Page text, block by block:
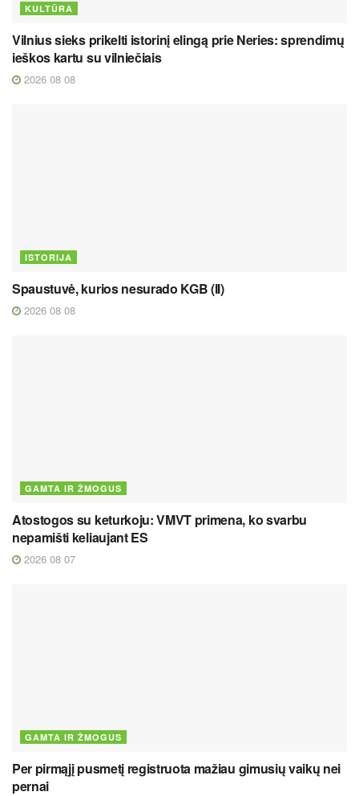
KULTŪRA
Vilnius sieks prikelti istorinį elingą prie Neries: sprendimų
ieškos kartu su vilniečiais
2026 08 08
ISTORIJA
Spaustuvė, kurios nesurado KGB (II)
2026 08 08
GAMTA IR ŽMOGUS
Atostogos su keturkoju: VMVT primena, ko svarbu
nepamišti keliaujant ES
2026 08 07
GAMTA IR ŽMOGUS
Per pirmąjį pusmetį registruota mažiau gimusių vaikų nei
pernai